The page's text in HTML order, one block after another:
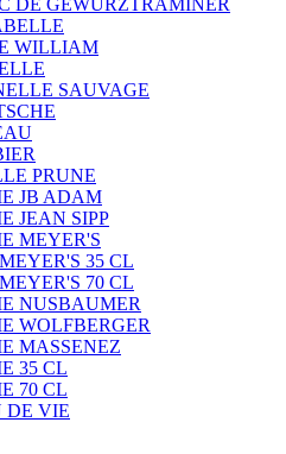
WILLIAM
SAUVAGE
PRUNE
JB ADAM
JEAN SIPP
MEYER'S
35 CL
70 CL
NUSBAUMER
WOLFBERGER
MASSENEZ
35 CL
70 CL
DE VIE